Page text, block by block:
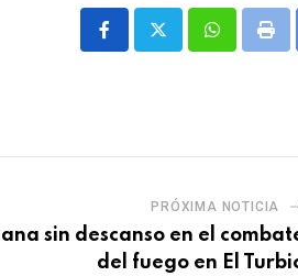
WhatsappPrint
PRÓXIMA NOTICIA
sin descanso en el
del fuego en El